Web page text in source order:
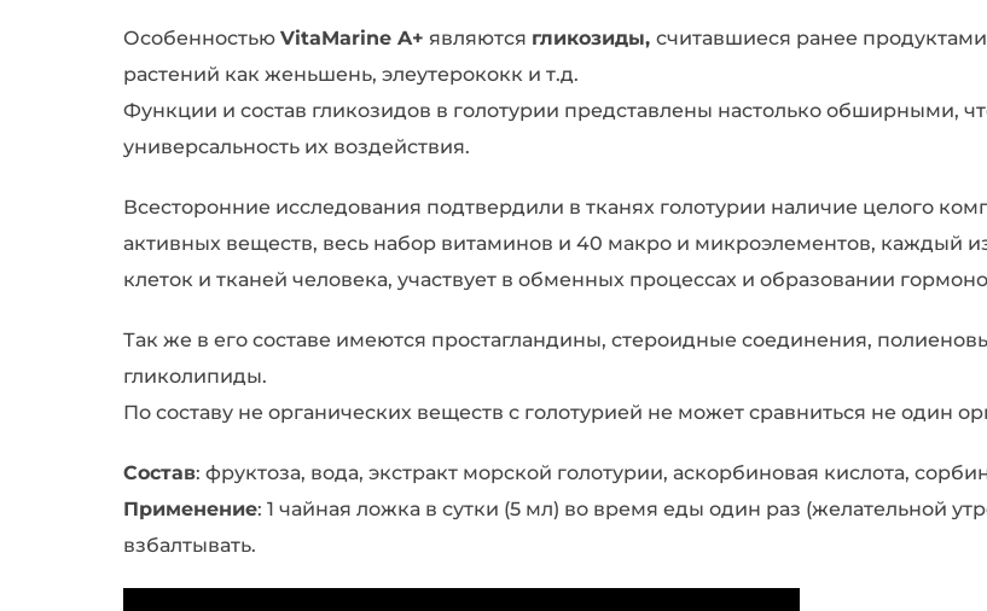
A+
Особенностью VitaMarine A+ являются гликозиды, считавшиеся ранее
растений как женьшень, элеутерококк и т.д.
Функции и состав гликозидов в голотурии представлены настолько обширными,
универсальность их воздействия.
Всесторонние исследования подтвердили в тканях голотурии наличие целого
активных веществ, весь набор витаминов и 40 макро и микроэлементов, каждый
клеток и тканей человека, участвует в обменных процессах и образовании
Так же в его составе имеются простагландины, стероидные соединения,
гликолипиды.
По составу не органических веществ с голотурией не может сравниться не один
Состав: фруктоза, вода, экстракт морской голотурии, аскорбиновая кислота,
Применение: 1 чайная ложка в сутки (5 мл) во время еды один раз (желательной
взбалтывать.